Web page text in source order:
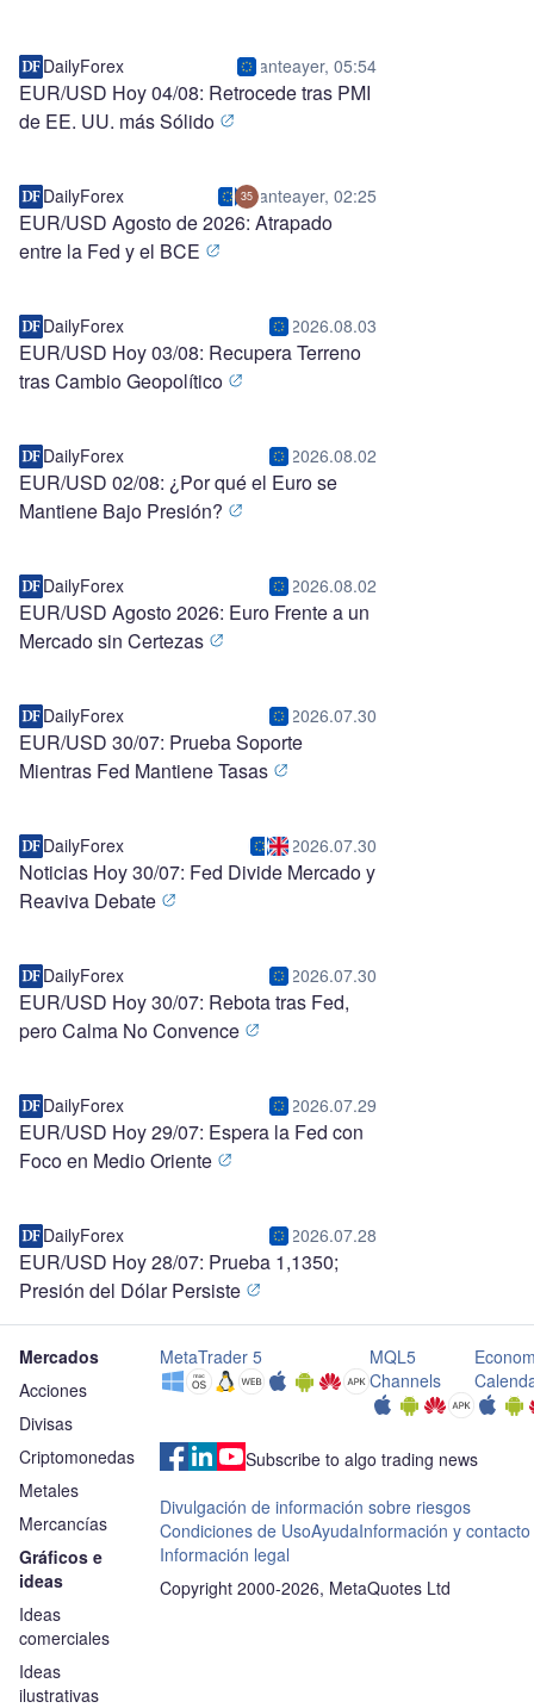
DailyForex anteayer, 05:54
EUR/USD Hoy 04/08: Retrocede tras PMI
de EE. UU. más Sólido
DailyForex 35 anteayer, 02:25
EUR/USD Agosto de 2026: Atrapado
entre la Fed y el BCE
DailyForex 2026.08.03
EUR/USD Hoy 03/08: Recupera Terreno
tras Cambio Geopolítico
DailyForex 2026.08.02
EUR/USD 02/08: ¿Por qué el Euro se
Mantiene Bajo Presión?
DailyForex 2026.08.02
EUR/USD Agosto 2026: Euro Frente a un
Mercado sin Certezas
DailyForex 2026.07.30
EUR/USD 30/07: Prueba Soporte
Mientras Fed Mantiene Tasas
DailyForex 2026.07.30
Noticias Hoy 30/07: Fed Divide Mercado y
Reaviva Debate
DailyForex 2026.07.30
EUR/USD Hoy 30/07: Rebota tras Fed,
pero Calma No Convence
DailyForex 2026.07.29
EUR/USD Hoy 29/07: Espera la Fed con
Foco en Medio Oriente
DailyForex 2026.07.28
EUR/USD Hoy 28/07: Prueba 1,1350;
Presión del Dólar Persiste
Mercados
Acciones
Divisas
Criptomonedas
Metales
Mercancías
Gráficos e
ideas
Ideas
comerciales
Ideas
ilustrativas
MetaTrader 5
MQL5
Channels
Subscribe to algo trading news
Divulgación de información sobre riesgos
Condiciones de UsoAyudaInformación y contacto
Información legal
Copyright 2000-2026, MetaQuotes Ltd